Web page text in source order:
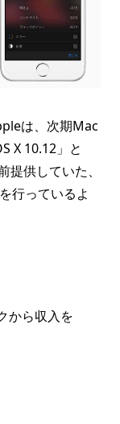
は、次期Mac
X 10.12」と
提供していた、
行っているよ
から収入を